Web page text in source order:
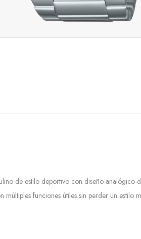
de estilo deportivo con diseño
funciones útiles sin perder un estilo